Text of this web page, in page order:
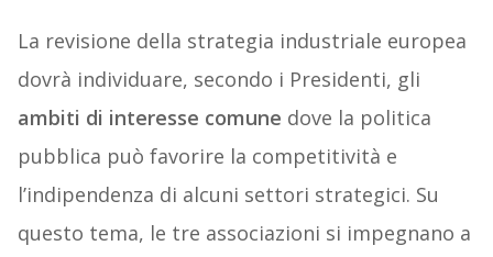
La revisione della strategia industriale europea
dovrà individuare, secondo i Presidenti, gli
ambiti di interesse comune dove la politica
pubblica può favorire la competitività e
l’indipendenza di alcuni settori strategici. Su
questo tema, le tre associazioni si impegnano a